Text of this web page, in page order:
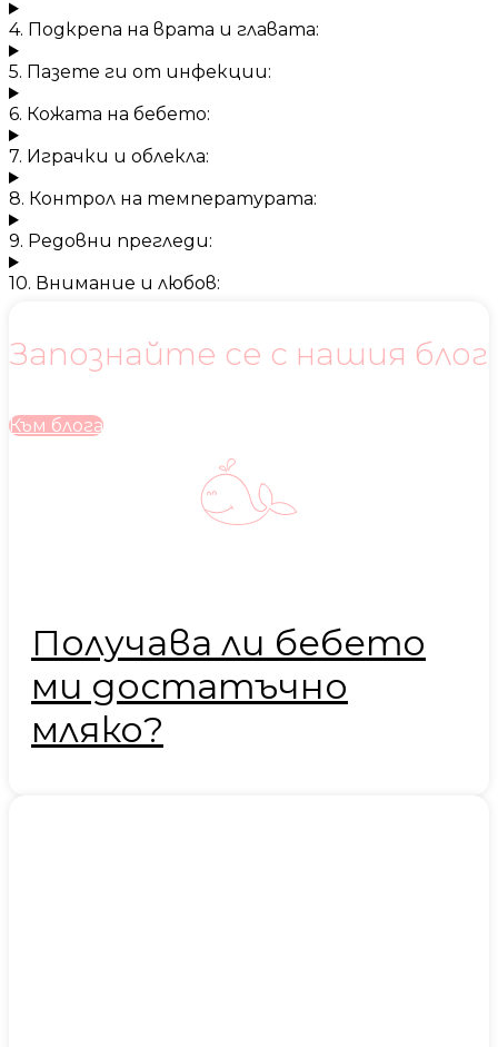
4. Подкрепа на врата и главата:
5. Пазете ги от инфекции:
6. Кожата на бебето:
7. Играчки и облекла:
8. Контрол на температурата:
9. Редовни прегледи:
10. Внимание и любов:
Запознайте се с нашия блог
Към блога
Получава ли бебето
ми достатъчно
мляко?